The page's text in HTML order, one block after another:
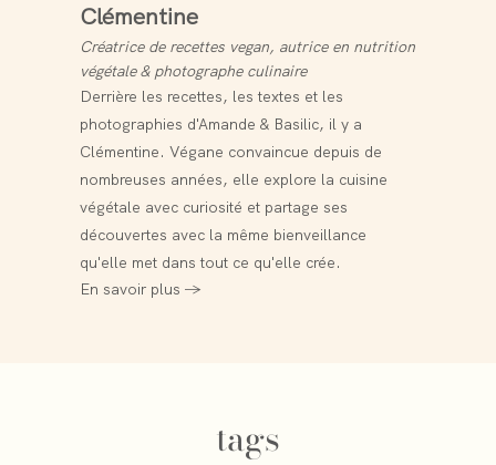
Clémentine
Créatrice de recettes vegan, autrice en nutrition
végétale & photographe culinaire
Derrière les recettes, les textes et les
photographies d'Amande & Basilic, il y a
Clémentine. Végane convaincue depuis de
nombreuses années, elle explore la cuisine
végétale avec curiosité et partage ses
découvertes avec la même bienveillance
qu'elle met dans tout ce qu'elle crée.
En savoir plus →
tags